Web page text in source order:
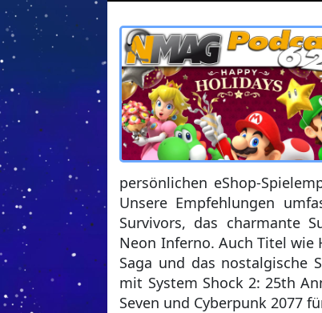
persönlichen eShop-
Unsere Empfehlungen
Survivors, das charmante
Neon Inferno. Auch Titel wie
Saga und das nostalgische
mit System Shock 2: 25th
Seven und Cyberpunk 2077